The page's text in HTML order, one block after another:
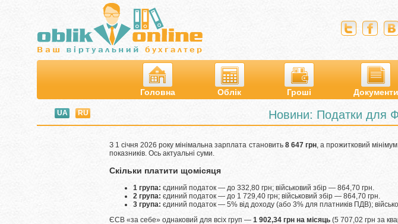
Головна Облік Гроші Документи
UA RU Новини: Податки для
З 1 січня 2026 року мінімальна зарплата становить 8 647 грн, а прожитковий
показників. Ось актуальні суми.
Скільки платити щомісяця
1 група: єдиний податок — до 332,80 грн; військовий збір — 864,70 грн.
2 група: єдиний податок — до 1 729,40 грн; військовий збір — 864,70 грн.
3 група: єдиний податок — 5% від доходу (або 3% для платників ПДВ);
ЄСВ «за себе» однаковий для всіх груп — 1 902,34 грн на місяць (5 707,02 грн за